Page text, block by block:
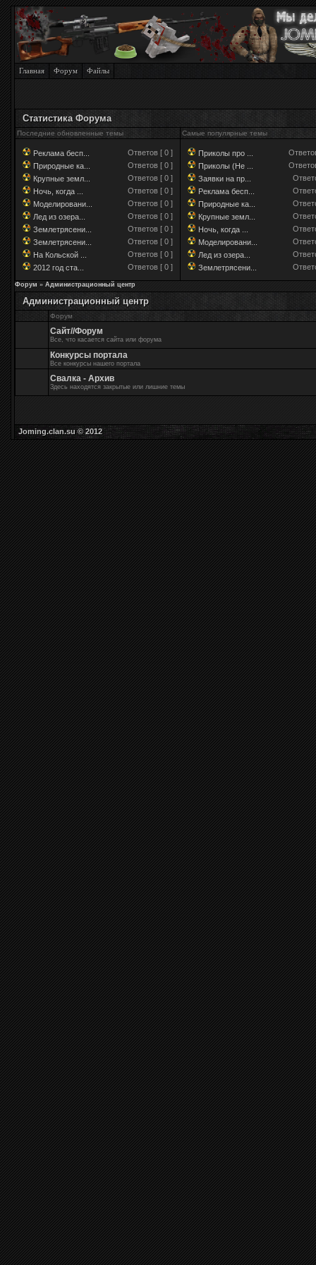
Главная Форум Файлы
Статистика Форума
Последние обновленные темы Самые популярные темы
Реклама бесп...
Ответов [ 0 ]
Природные ка...
Ответов [ 0 ]
Крупные земл...
Ответов [ 0 ]
Ночь, когда ...
Ответов [ 0 ]
Моделировани...
Ответов [ 0 ]
Лед из озера...
Ответов [ 0 ]
Землетрясени...
Ответов [ 0 ]
Землетрясени...
Ответов [ 0 ]
На Кольской ...
Ответов [ 0 ]
2012 год ста...
Ответов [ 0 ]
Приколы про ...
Приколы (Не ...
Заявки на пр...
Реклама бесп...
Природные ка...
Крупные земл...
Ночь, когда ...
Моделировани...
Лед из озера...
Землетрясени...
Форум » Администрационный центр
Администрационный центр
Форум
Сайт//Форум
Все, что касается сайта или форума
Конкурсы портала
Все конкурсы нашего портала
Свалка - Архив
Здесь находятся закрытые или лишние темы
Joming.clan.su © 2012